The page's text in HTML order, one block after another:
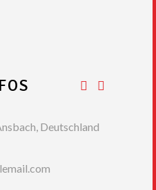
Deutschland